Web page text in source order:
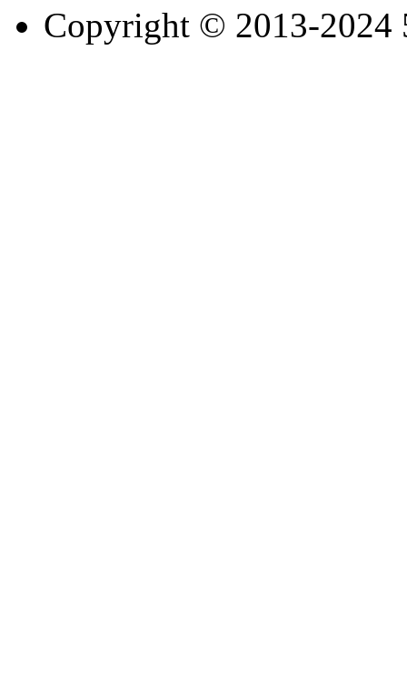
Copyright © 2013-2024